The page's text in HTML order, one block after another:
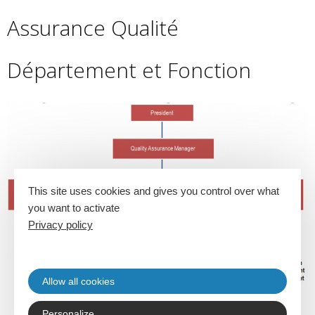
Assurance Qualité
Département et Fonction
This site uses cookies and gives you control over what
you want to activate
Privacy policy
Allow all cookies